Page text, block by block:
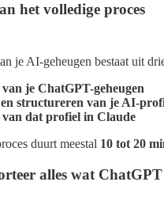
het volledige proces
je AI-geheugen bestaat uit
je ChatGPT-geheugen
en structureren van je AI-
dat profiel in Claude
duurt meestal 10 tot 20
alles wat